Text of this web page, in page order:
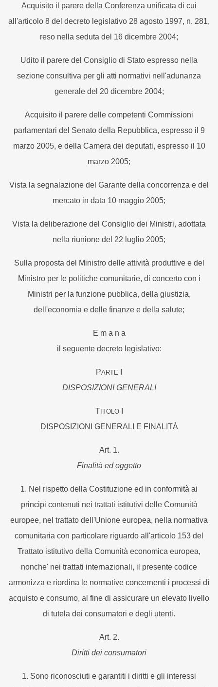
Acquisito il parere della Conferenza unificata di cui
all'articolo 8 del decreto legislativo 28 agosto 1997, n. 281,
reso nella seduta del 16 dicembre 2004;
Udito il parere del Consiglio di Stato espresso nella
sezione consultiva per gli atti normativi nell'adunanza
generale del 20 dicembre 2004;
Acquisito il parere delle competenti Commissioni
parlamentari del Senato della Repubblica, espresso il 9
marzo 2005, e della Camera dei deputati, espresso il 10
marzo 2005;
Vista la segnalazione del Garante della concorrenza e del
mercato in data 10 maggio 2005;
Vista la deliberazione del Consiglio dei Ministri, adottata
nella riunione del 22 luglio 2005;
Sulla proposta del Ministro delle attività produttive e del
Ministro per le politiche comunitarie, di concerto con i
Ministri per la funzione pubblica, della giustizia,
dell'economia e delle finanze e della salute;
E m a n a
il seguente decreto legislativo:
PARTE
DISPOSIZIONI GENERALI
T ITOLOI
DISPOSIZIONI GENERALI E FINALITÀ
Art. 1.
Finalità ed oggetto
1. Nel rispetto della Costituzione ed in conformità ai
principi contenuti nei trattati istitutivi delle Comunità
europee, nel trattato dell'Unione europea, nella normativa
comunitaria con particolare riguardo all'articolo 153 del
Trattato istitutivo della Comunità economica europea,
nonche' nei trattati internazionali, il presente codice
armonizza e riordina le normative concernenti i processi dì
acquisto e consumo, al fine di assicurare un elevato livello
di tutela dei consumatori e degli utenti.
Art. 2.
Diritti dei consumatori
1. Sono riconosciuti e garantiti i diritti e gli interessi